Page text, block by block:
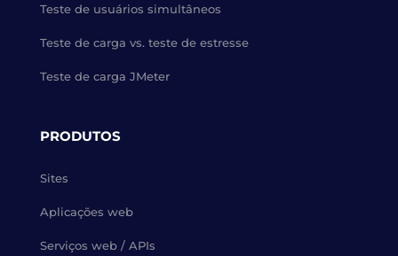
Teste de usuários simultâneos
Teste de carga vs. teste de estresse
Teste de carga JMeter
PRODUTOS
Sites
Aplicações web
Serviços web / APIs